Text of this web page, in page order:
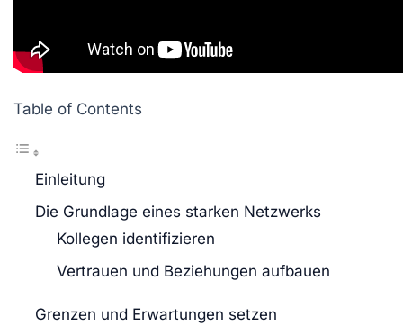
Table of Contents
Einleitung
Die Grundlage eines starken Netzwerks
Kollegen identifizieren
Vertrauen und Beziehungen aufbauen
Grenzen und Erwartungen setzen